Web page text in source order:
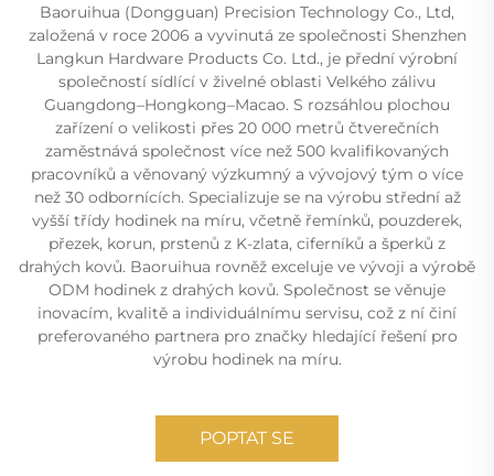
Baoruihua (Dongguan) Precision Technology Co., Ltd,
založená v roce 2006 a vyvinutá ze společnosti Shenzhen
Langkun Hardware Products Co. Ltd., je přední výrobní
společností sídlící v živelné oblasti Velkého zálivu
Guangdong–Hongkong–Macao. S rozsáhlou plochou
zařízení o velikosti přes 20 000 metrů čtverečních
zaměstnává společnost více než 500 kvalifikovaných
pracovníků a věnovaný výzkumný a vývojový tým o více
než 30 odbornících. Specializuje se na výrobu střední až
vyšší třídy hodinek na míru, včetně řemínků, pouzderek,
přezek, korun, prstenů z K-zlata, ciferníků a šperků z
drahých kovů. Baoruihua rovněž exceluje ve vývoji a výrobě
ODM hodinek z drahých kovů. Společnost se věnuje
inovacím, kvalitě a individuálnímu servisu, což z ní činí
preferovaného partnera pro značky hledající řešení pro
výrobu hodinek na míru.
POPTAT SE